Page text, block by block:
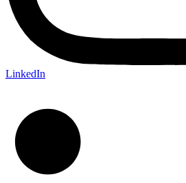
LinkedIn